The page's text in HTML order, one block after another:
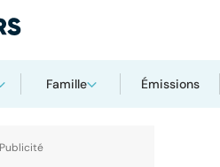
Famille Émissions